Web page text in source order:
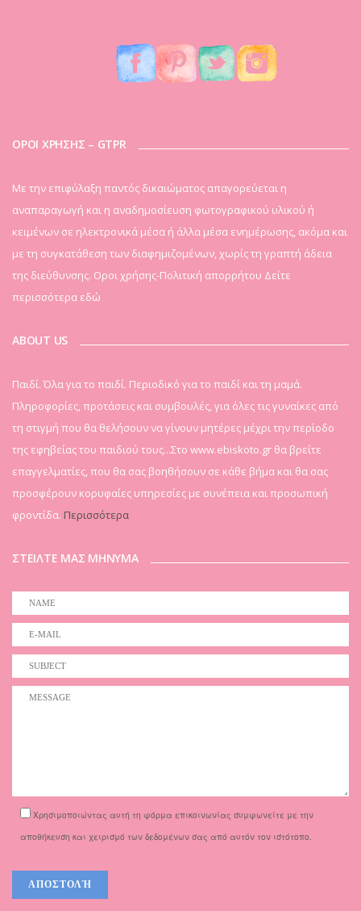
ΟΡΟΙ ΧΡΗΣΗΣ – GTPR
Mε την επιφύλαξη παντός δικαιώματος απαγορεύεται η
αναπαραγωγή και η αναδημοσίευση φωτογραφικού υλικού ή
κειμένων σε ηλεκτρονικά μέσα ή άλλα μέσα ενημέρωσης, ακόμα και
με τη συγκατάθεση των διαφημιζομένων, χωρίς τη γραπτή άδεια
της διεύθυνσης. Οροι χρήσης-Πολιτική απορρήτου Δείτε
περισσότερα εδώ
ABOUT US
Παιδί. Όλα για το παιδί. Περιοδικό για το παιδί και τη μαμά.
Πληροφορίες, προτάσεις και συμβουλές, για όλες τις γυναίκες από
τη στιγμή που θα θελήσουν να γίνουν μητέρες μέχρι την περίοδο
της εφηβείας του παιδιού τους...Στο www.ebiskoto.gr θα βρείτε
επαγγελματίες, που θα σας βοηθήσουν σε κάθε βήμα και θα σας
προσφέρουν κορυφαίες υπηρεσίες με συνέπεια και προσωπική
φροντίδα. Περισσότερα
ΣΤΕΙΛΤΕ ΜΑΣ ΜΗΝΥΜΑ
Χρησιμοποιώντας αυτή τη φόρμα επικοινωνίας συμφωνείτε με την
αποθήκευση και χειρισμό των δεδομένων σας από αυτόν τον ιστότοπο.